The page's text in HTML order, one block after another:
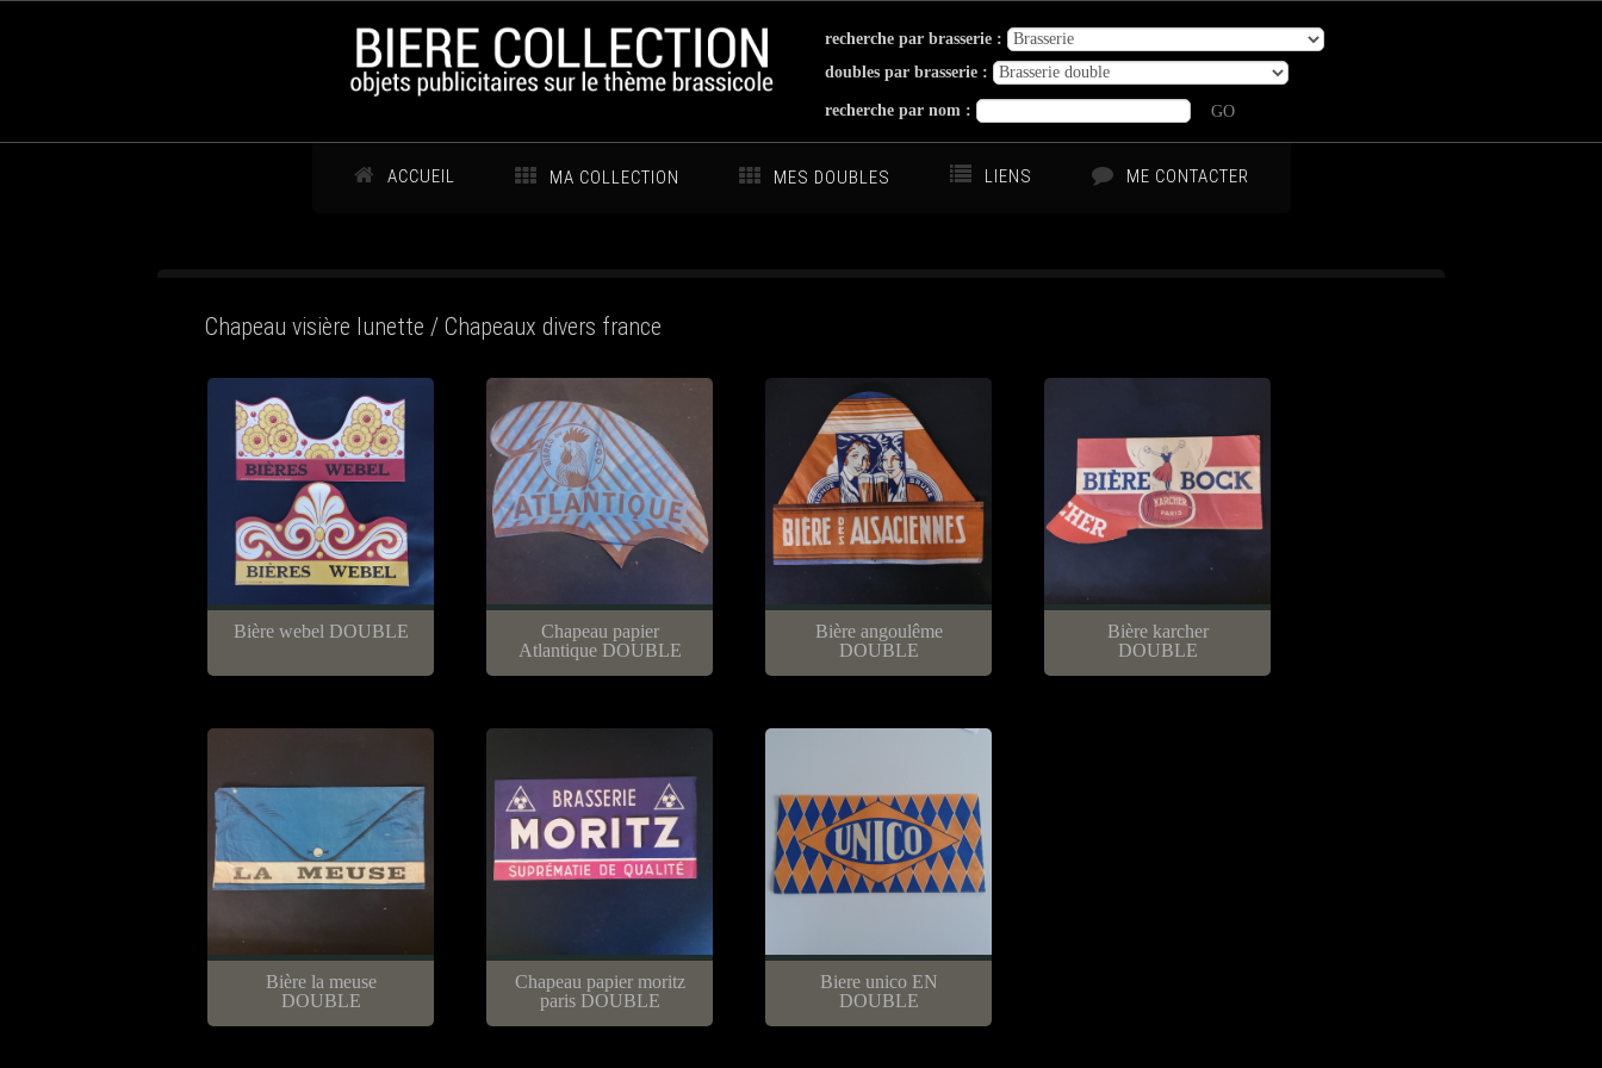
recherche par brasserie :
doubles par brasserie :
recherche par nom : GO
ACCUEIL MA COLLECTION MES DOUBLES LIENS ME CONTACTER
Chapeau visière lunette / Chapeaux divers france
Bière webel DOUBLE
Chapeau papier
Atlantique DOUBLE
Bière angoulême
DOUBLE
Bière karcher
DOUBLE
Bière la meuse
DOUBLE
Chapeau papier moritz
paris DOUBLE
Biere unico EN
DOUBLE